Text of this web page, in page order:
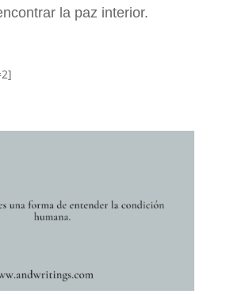
la paz interior.